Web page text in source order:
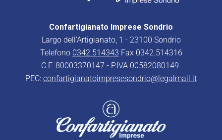
Confartigianato Imprese Sondrio
Largo dell’Artigianato, 1 - 23100 Sondrio
Telefono 0342.514343 Fax 0342.514316
C.F. 80003370147 - P.IVA 00582080149
PEC: confartigianatoimpresesondrio@legalmail.it